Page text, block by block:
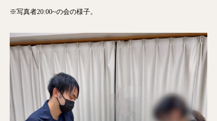
※写真者20:00~の会の様子。